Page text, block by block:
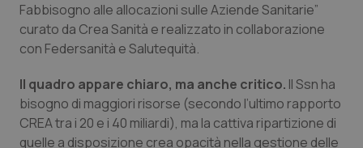
Molise
Provincia Autonoma di Bolzano
Epatiti
Infezioni & Febbre
Fabbisogno alle allocazioni sulle Aziende Sanitarie”
curato da Crea Sanità e realizzato in collaborazione
con Federsanità e Salutequità.
Il quadro appare chiaro, ma anche critico. Il Ssn ha
bisogno di maggiori risorse (secondo l’ultimo rapporto
CREA tra i 20 e i 40 miliardi), ma la cattiva ripartizione di
quelle a disposizione crea opacità nella gestione delle